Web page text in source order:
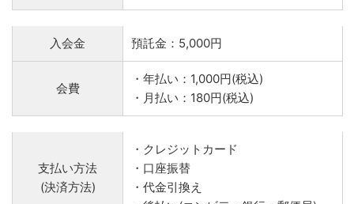
入会金 預託金：5,000円
会費
・年払い：1,000円(税込)
・月払い：180円(税込)
支払い方法
(決済方法)
・クレジットカード
・口座振替
・代金引換え